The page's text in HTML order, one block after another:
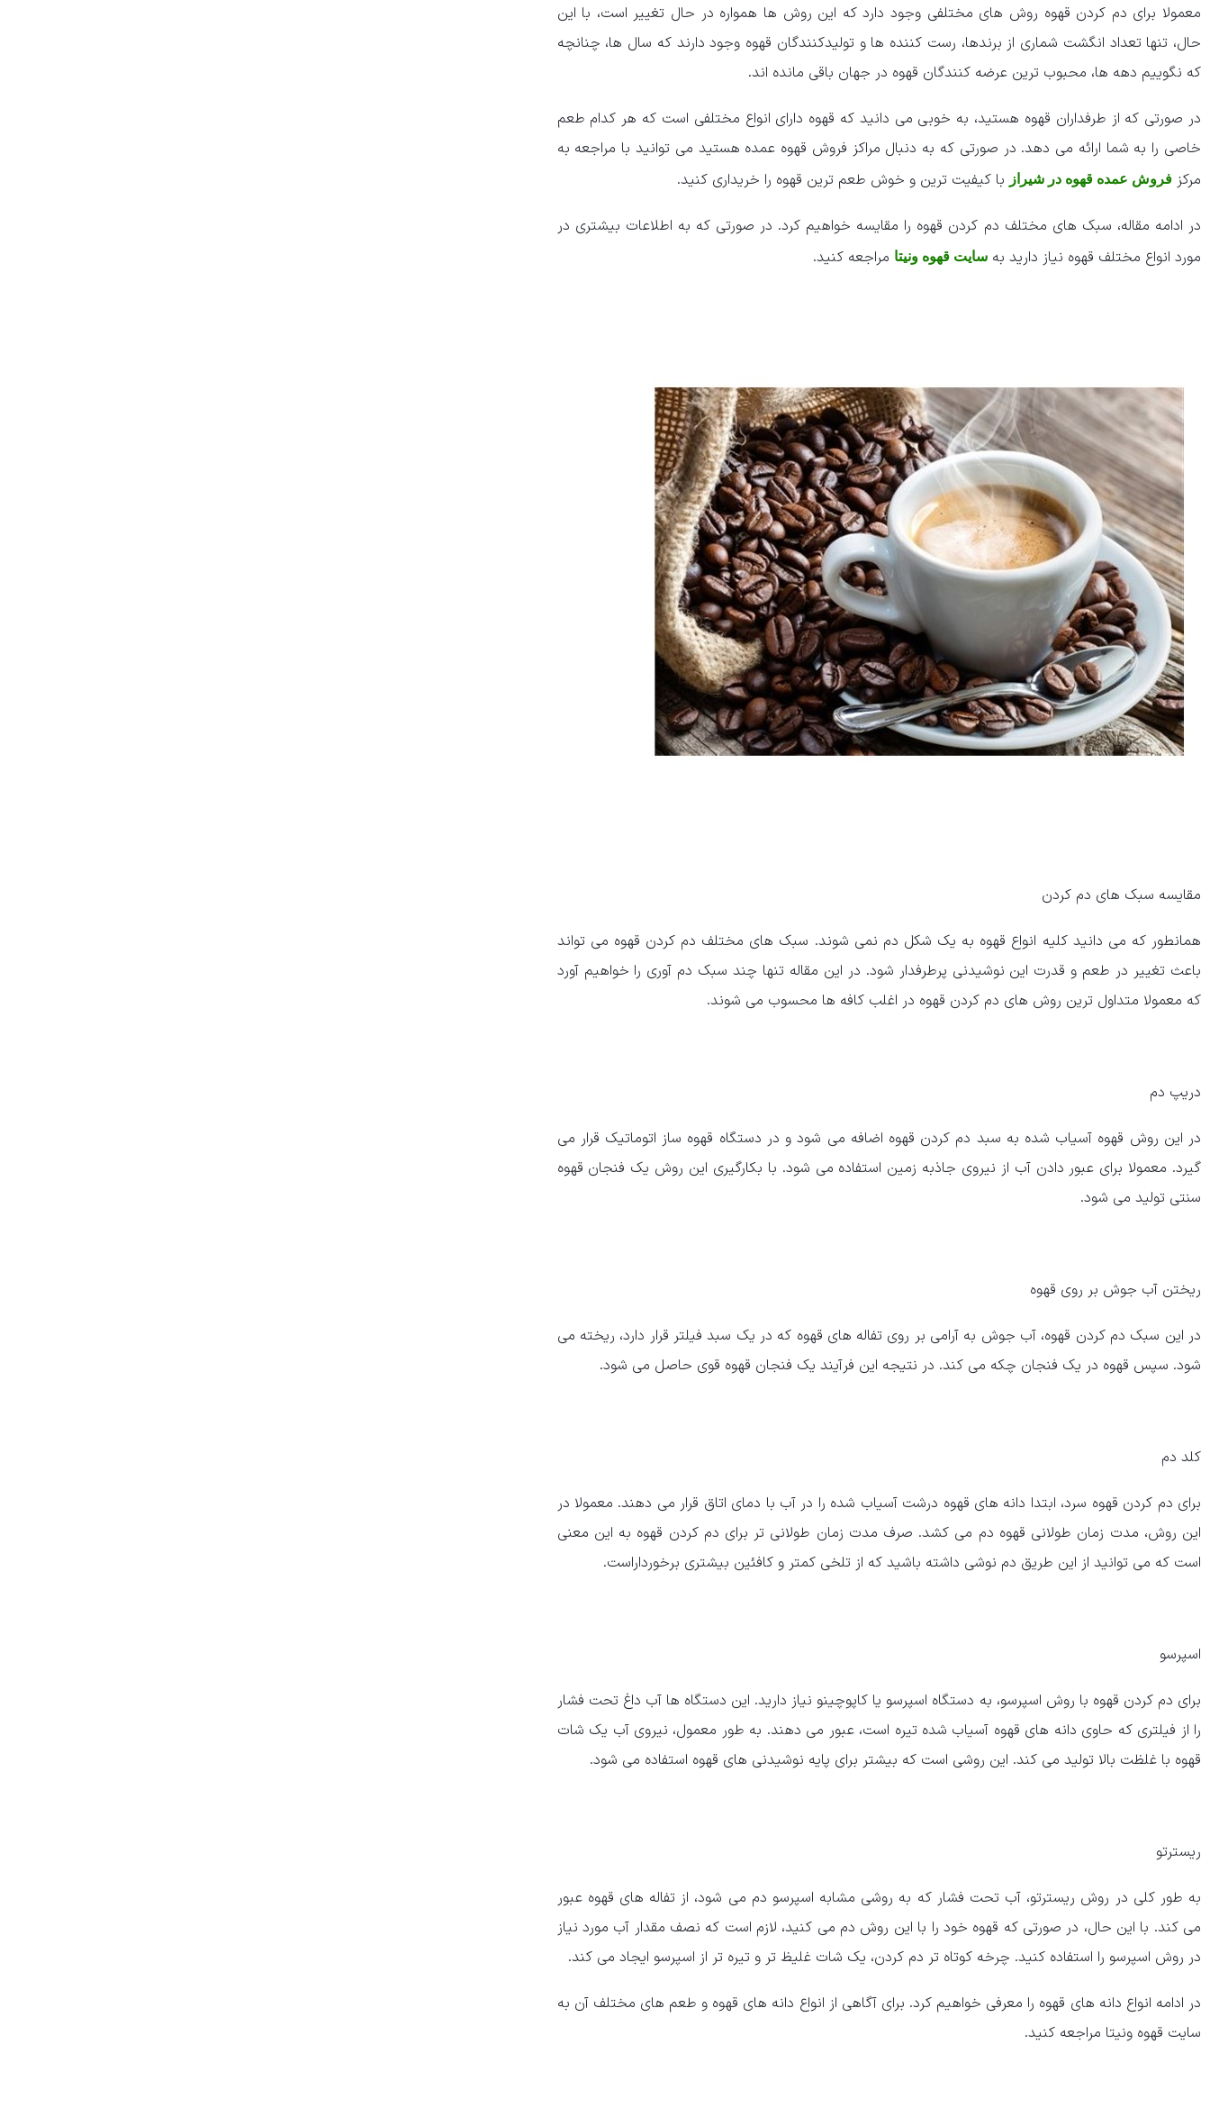
معمولا برای دم کردن قهوه روش های مختلفی وجود دارد که این روش ها همواره در حال تغییر است، با این
حال، تنها تعداد انگشت شماری از برندها، رست کننده ‌ها و تولیدکنندگان قهوه وجود دارند که سال ‌ها، چنانچه
که نگوییم دهه ‌ها، محبوب ‌ترین عرضه‌ کنندگان قهوه در جهان باقی مانده ‌اند.
در صورتی که از طرفداران قهوه هستید، به خوبی می دانید که قهوه دارای انواع مختلفی است که هر کدام طعم
خاصی را به شما ارائه می دهد. در صورتی که به دنبال مراکز فروش قهوه عمده هستید می توانید با مراجعه به
مرکز فروش عمده قهوه در شیراز با کیفیت ترین و خوش طعم ترین قهوه را خریداری کنید.
در ادامه مقاله، سبک های مختلف دم کردن قهوه را مقایسه خواهیم کرد. در صورتی که به اطلاعات بیشتری در
مورد انواع مختلف قهوه نیاز دارید به سایت قهوه ونیتا مراجعه کنید.
مقایسه سبک های دم کردن
همانطور که می دانید کلیه انواع قهوه به یک شکل دم نمی شوند. سبک های مختلف دم کردن قهوه می تواند
باعث تغییر در طعم و قدرت این نوشیدنی پرطرفدار شود. در این مقاله تنها چند سبک دم آوری را خواهیم آورد
که معمولا متداول ترین روش های دم کردن قهوه در اغلب کافه ها محسوب می شوند.
دریپ دم
در این روش قهوه آسیاب شده به سبد دم کردن قهوه اضافه می شود و در دستگاه قهوه ساز اتوماتیک قرار می
گیرد. معمولا برای عبور دادن آب از نیروی جاذبه زمین استفاده می شود. با بکارگیری این روش یک فنجان قهوه
سنتی تولید می شود.
ریختن آب جوش بر روی قهوه
در این سبک دم کردن قهوه، آب جوش به آرامی بر روی تفاله های قهوه که در یک سبد فیلتر قرار دارد، ریخته می
شود. سپس قهوه در یک فنجان چکه می‌ کند. در نتیجه این فرآیند یک فنجان قهوه قوی حاصل می شود.
کلد دم
برای دم کردن قهوه سرد، ابتدا دانه های قهوه درشت آسیاب شده را در آب با دمای اتاق قرار می دهند. معمولا در
این روش، مدت زمان طولانی قهوه دم می کشد. صرف مدت زمان طولانی تر برای دم کردن قهوه به این معنی
است که می توانید از این طریق دم‌ نوشی داشته باشید که از تلخی کمتر و کافئین بیشتری برخورداراست.
اسپرسو
برای دم کردن قهوه با روش اسپرسو، به دستگاه اسپرسو یا کاپوچینو نیاز دارید. این دستگاه‌ ها آب داغ تحت فشار
را از فیلتری که حاوی دانه ‌های قهوه آسیاب شده تیره است، عبور می‌ دهند. به طور معمول، نیروی آب یک شات
قهوه با غلظت بالا تولید می کند. این روشی است که بیشتر برای پایه نوشیدنی های قهوه استفاده می شود.
ریسترتو
به طور کلی در روش ریسترتو، آب تحت فشار که به روشی مشابه اسپرسو دم می ‌شود، از تفاله‌ های قهوه عبور
می ‌کند. با این حال، در صورتی که قهوه خود را با این روش دم می کنید، لازم است که نصف مقدار آب مورد نیاز
در روش اسپرسو را استفاده کنید. چرخه کوتاه تر دم کردن، یک شات غلیظ تر و تیره تر از اسپرسو ایجاد می کند.
در ادامه انواع دانه های قهوه را معرفی خواهیم کرد. برای آگاهی از انواع دانه های قهوه و طعم های مختلف آن به
سایت قهوه ونیتا مراجعه کنید.